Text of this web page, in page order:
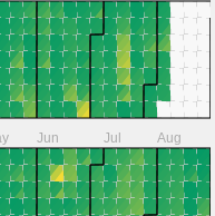
Jun Jul Aug